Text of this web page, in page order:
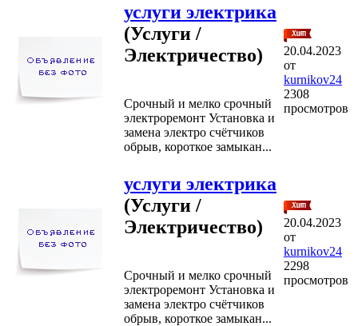
услуги электрика
(Услуги /
Электричество)
Срочный и мелко срочный
электроремонт Установка и
замена электро счётчиков
обрыв, короткое замыкан...
20.04.2023
от
kurnikov24
2308
просмотров
услуги электрика
(Услуги /
Электричество)
Срочный и мелко срочный
электроремонт Установка и
замена электро счётчиков
обрыв, короткое замыкан...
20.04.2023
от
kurnikov24
2298
просмотров